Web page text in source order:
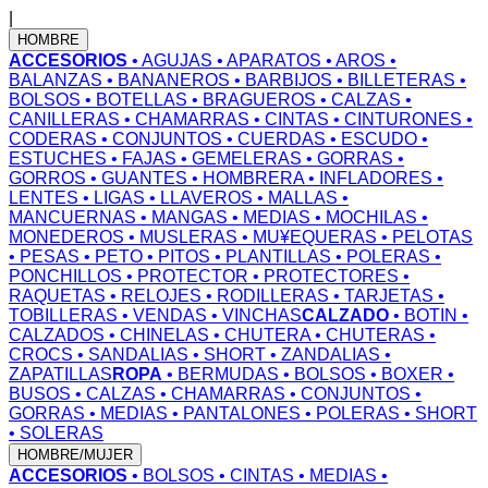
HOMBRE
ACCESORIOS • AGUJAS • APARATOS • AROS •
BALANZAS • BANANEROS • BARBIJOS • BILLETERAS •
BOLSOS • BOTELLAS • BRAGUEROS • CALZAS •
CANILLERAS • CHAMARRAS • CINTAS • CINTURONES •
CODERAS • CONJUNTOS • CUERDAS • ESCUDO •
ESTUCHES • FAJAS • GEMELERAS • GORRAS •
GORROS • GUANTES • HOMBRERA• INFLADORES •
LENTES • LIGAS • LLAVEROS • MALLAS •
MANCUERNAS • MANGAS • MEDIAS • MOCHILAS •
MONEDEROS • MUSLERAS • MU¥EQUERAS • PELOTAS
• PESAS • PETO • PITOS • PLANTILLAS • POLERAS •
PONCHILLOS • PROTECTOR • PROTECTORES •
RAQUETAS • RELOJES • RODILLERAS • TARJETAS •
TOBILLERAS • VENDAS • VINCHASCALZADO • BOTIN •
CALZADOS • CHINELAS • CHUTERA• CHUTERAS •
CROCS • SANDALIAS • SHORT • ZANDALIAS •
ZAPATILLAS ROPA • BERMUDAS • BOLSOS • BOXER •
BUSOS • CALZAS • CHAMARRAS • CONJUNTOS •
GORRAS • MEDIAS • PANTALONES • POLERAS • SHORT
• SOLERAS
HOMBRE/MUJER
ACCESORIOS • BOLSOS • CINTAS • MEDIAS •